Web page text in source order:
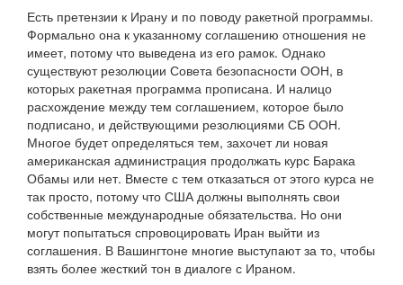
Есть претензии к Ирану и по поводу ракетной программы.
Формально она к указанному соглашению отношения не
имеет, потому что выведена из его рамок. Однако
существуют резолюции Совета безопасности ООН, в
которых ракетная программа прописана. И налицо
расхождение между тем соглашением, которое было
подписано, и действующими резолюциями СБ ООН.
Многое будет определяться тем, захочет ли новая
американская администрация продолжать курс Барака
Обамы или нет. Вместе с тем отказаться от этого курса не
так просто, потому что США должны выполнять свои
собственные международные обязательства. Но они
могут попытаться спровоцировать Иран выйти из
соглашения. В Вашингтоне многие выступают за то, чтобы
взять более жесткий тон в диалоге с Ираном.